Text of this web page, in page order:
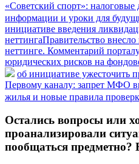
«Советский спорт»:
информации и уроки для
инициативе введения
неттингаПравительство
неттинге. Комментарий
юридических рисков на
об инициативе ужесточить
Первому каналу: запрет МФО
жилья и новые правила
Остались вопросы или
проанализировали
пообщаться предметно?